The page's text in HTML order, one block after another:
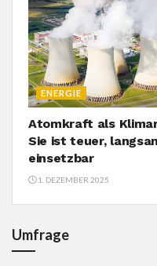
ENERGIE
Atomkraft als
Sie ist teuer,
einsetzbar
1. DEZEMBER 2025
Umfrage